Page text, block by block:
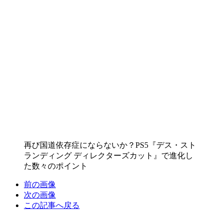
再び国道依存症にならないか？PS5『デス・スト
ランディング ディレクターズカット』で進化し
た数々のポイント
前の画像
次の画像
この記事へ戻る